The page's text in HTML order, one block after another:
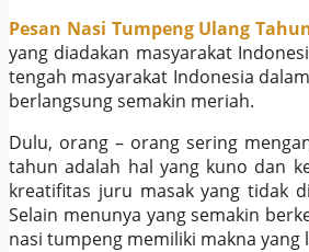
Pesan Nasi Tumpeng Ulang
yang diadakan masyarakat
tengah masyarakat Indonesia
berlangsung semakin meriah.
Dulu, orang – orang sering
tahun adalah hal yang kuno dan
kreatifitas juru masak yang tidak
Selain menunya yang semakin
nasi tumpeng memiliki makna yang